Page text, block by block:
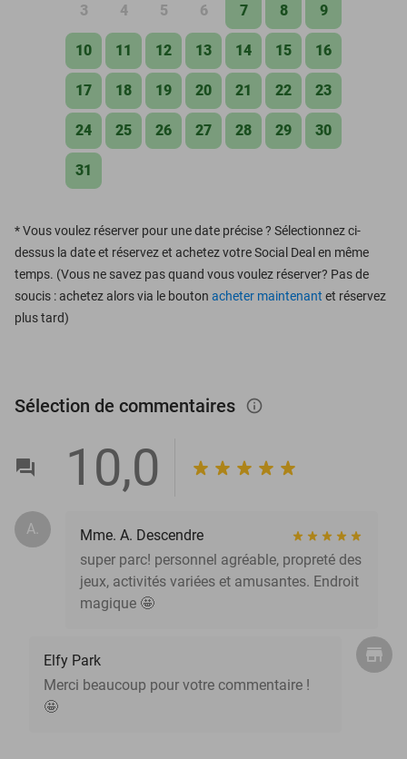
3 4 5 6 7 8 9
10 11 12 13 14 15 16
17 18 19 20 21 22 23
24 25 26 27 28 29 30
31
*Vous voulez réserver pour une date précise ? Sélectionnez ci-
dessus la date et réservez et achetez votre Social Deal en même
temps. (Vous ne savez pas quand vous voulez réserver? Pas de
soucis : achetez alors via le bouton acheter maintenant et réservez
plus tard)
Sélection de commentaires info_outlined
10,0
A.
Mme. A. Descendre
super parc! personnel agréable, propreté des
jeux, activités variées et amusantes. Endroit
magique 🤩
Elfy Park
Merci beaucoup pour votre commentaire !
🤩